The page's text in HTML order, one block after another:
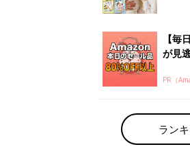
【毎
が見
PR（
ラン